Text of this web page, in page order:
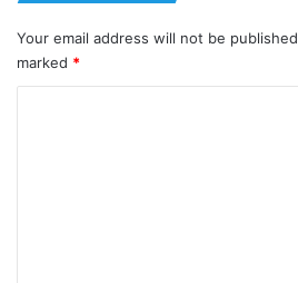
Your email address will not be
marked *